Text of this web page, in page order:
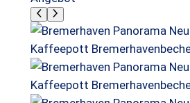
o
d
u
k